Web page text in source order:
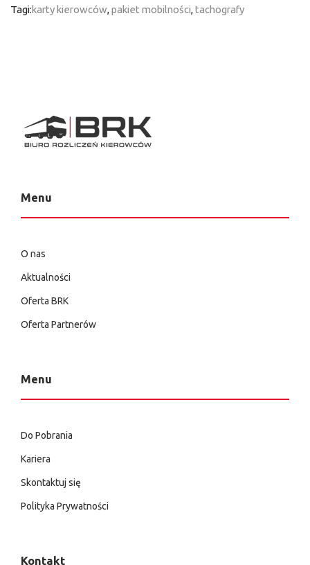
Tagi:karty kierowców,pakiet mobilności,tachografy
Menu
O nas
Aktualności
Oferta BRK
Oferta Partnerów
Menu
Do Pobrania
Kariera
Skontaktuj się
Polityka Prywatności
Kontakt